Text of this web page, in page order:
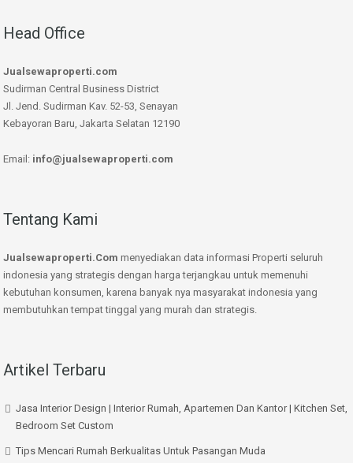
Head Office
Jualsewaproperti.com
Sudirman Central Business District
Jl. Jend. Sudirman Kav. 52-53, Senayan
Kebayoran Baru, Jakarta Selatan 12190
Email: info@jualsewaproperti.com
Tentang Kami
Jualsewaproperti.Com menyediakan data informasi Properti seluruh
indonesia yang strategis dengan harga terjangkau untuk memenuhi
kebutuhan konsumen, karena banyak nya masyarakat indonesia yang
membutuhkan tempat tinggal yang murah dan strategis.
Artikel Terbaru
Jasa Interior Design | Interior Rumah, Apartemen Dan Kantor | Kitchen Set,
Bedroom Set Custom
Tips Mencari Rumah Berkualitas Untuk Pasangan Muda